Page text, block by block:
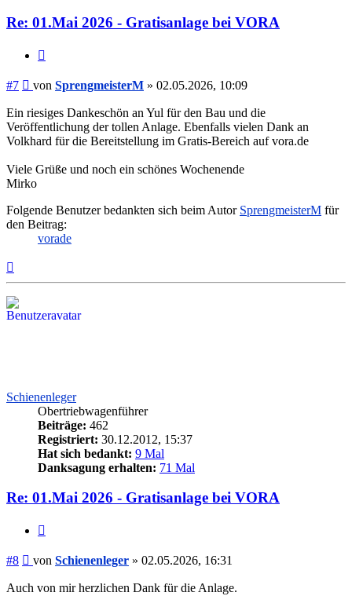
Re: 01.Mai 2026 - Gratisanlage bei VORA
#7 Beitrag
von SprengmeisterM » 02.05.2026, 10:09
Ein riesiges Dankeschön an Yul für den Bau und die
Veröffentlichung der tollen Anlage. Ebenfalls vielen Dank an
Volkhard für die Bereitstellung im Gratis-Bereich auf vora.de
Viele Grüße und noch ein schönes Wochenende
Mirko
Folgende Benutzer bedankten sich beim Autor SprengmeisterM für
den Beitrag:
vorade
Schienenleger
Obertriebwagenführer
Beiträge: 462
Registriert: 30.12.2012, 15:37
Hat sich bedankt: 9 Mal
Danksagung erhalten: 71 Mal
Re: 01.Mai 2026 - Gratisanlage bei VORA
#8 Beitrag
von Schienenleger » 02.05.2026, 16:31
Auch von mir herzlichen Dank für die Anlage.